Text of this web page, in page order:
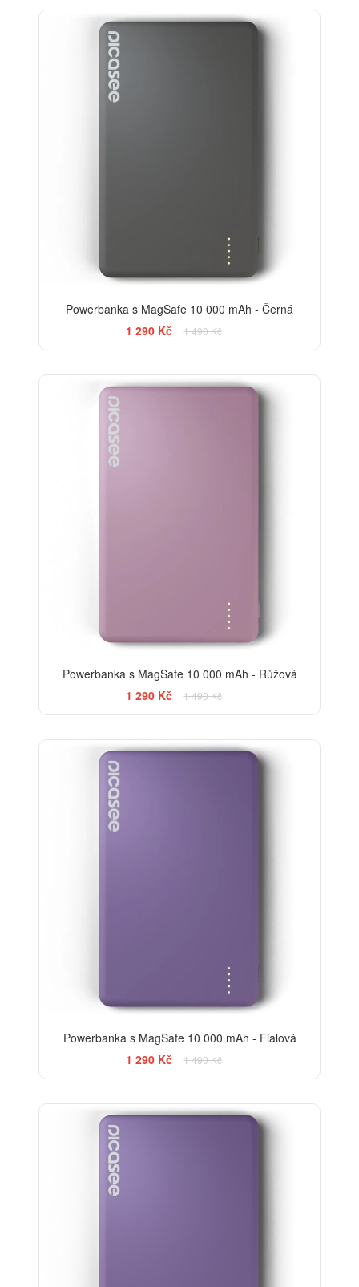
Powerbanka s MagSafe 10 000 mAh - Černá
1 290 Kč
1 490 Kč
Powerbanka s MagSafe 10 000 mAh - Růžová
1 290 Kč
1 490 Kč
Powerbanka s MagSafe 10 000 mAh - Fialová
1 290 Kč
1 490 Kč